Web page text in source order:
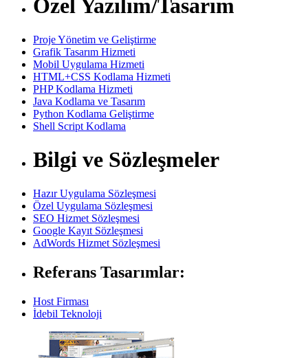
Özel Yazılım/Tasarım
Proje Yönetim ve Geliştirme
Grafik Tasarım Hizmeti
Mobil Uygulama Hizmeti
HTML+CSS Kodlama Hizmeti
PHP Kodlama Hizmeti
Java Kodlama ve Tasarım
Python Kodlama Geliştirme
Shell Script Kodlama
Bilgi ve Sözleşmeler
Hazır Uygulama Sözleşmesi
Özel Uygulama Sözleşmesi
SEO Hizmet Sözleşmesi
Google Kayıt Sözleşmesi
AdWords Hizmet Sözleşmesi
Referans Tasarımlar:
Host Firması
İdebil Teknoloji